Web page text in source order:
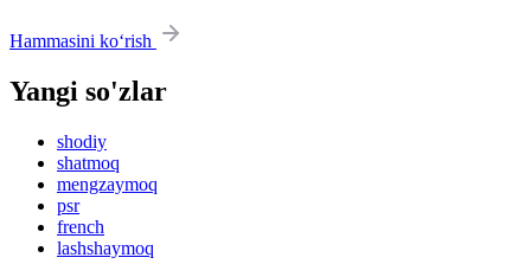
Hammasini ko‘rish
Yangi so'zlar
shodiy
shatmoq
mengzaymoq
psr
french
lashshaymoq